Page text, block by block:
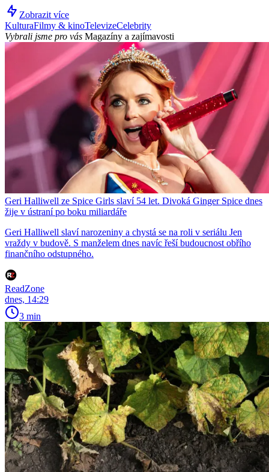
Zobrazit více
KulturaFilmy & kinoTelevizeCelebrity
Vybrali jsme pro vás Magazíny a zajímavosti
Geri Halliwell ze Spice Girls slaví 54 let. Divoká Ginger Spice dnes
žije v ústraní po boku miliardáře
Geri Halliwell slaví narozeniny a chystá se na roli v seriálu Jen
vraždy v budově. S manželem dnes navíc řeší budoucnost obřího
finančního odstupného.
ReadZone
dnes, 14:29
3 min